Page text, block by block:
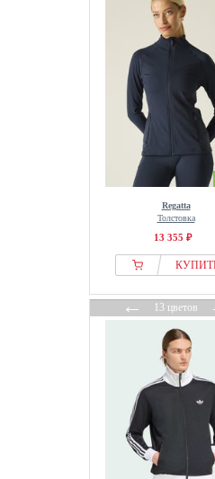
Regatta
Толстовка
13 355 ₽
←13 цветов